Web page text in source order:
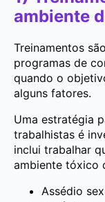
ambiente
Treinamentos
programas de
quando o
alguns fatores.
Uma estratégia
trabalhistas é
inclui trabalhar
ambiente tóxico
Assédio